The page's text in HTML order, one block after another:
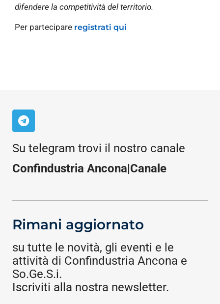
difendere la competitività del territorio.
Per partecipare registrati qui
Su telegram trovi il nostro canale
Confindustria Ancona|Canale
Rimani aggiornato
su tutte le novità, gli eventi e le
attività di Confindustria Ancona e
So.Ge.S.i.
Iscriviti alla nostra newsletter.